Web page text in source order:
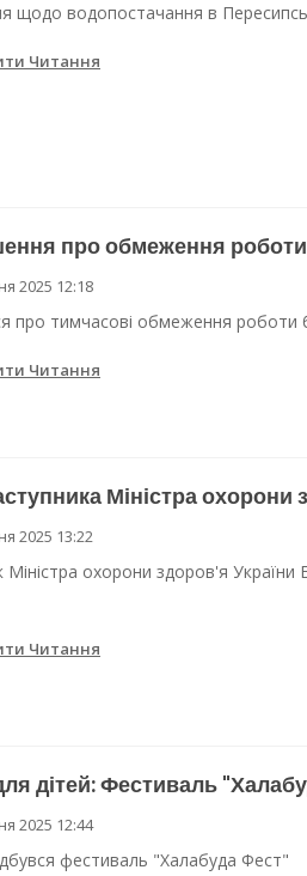
щодо водопостачання в
Читання
про обмеження роботи
2025 12:18
про тимчасові обмеження роботи
Читання
Міністра охорони
2025 13:22
Міністра охорони здоров'я України
Читання
дітей: Фестиваль
2025 12:44
фестиваль "Халабуда Фест"